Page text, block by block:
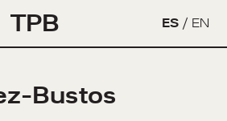
TPB ES / EN
Bustos